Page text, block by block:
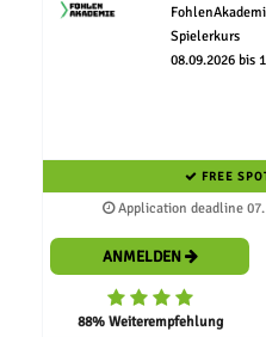
Spielerkurs
08.09.2026 bis
FREE
Application deadline 07.
ANMELDEN
88% Weiterempfehlung